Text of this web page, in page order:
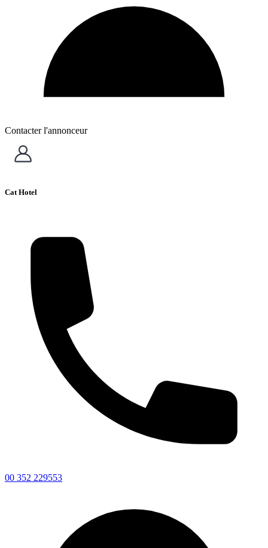
Contacter l'annonceur
Cat Hotel
00 352 229553